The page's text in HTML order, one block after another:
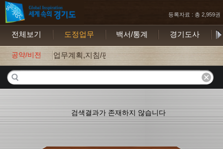
등록자료 : 총 2,959권
전체보기 도정업무 백서/통계 경기도사
공약/비전 업무계획,지침/편람
검색결과가 존재하지 않습니다